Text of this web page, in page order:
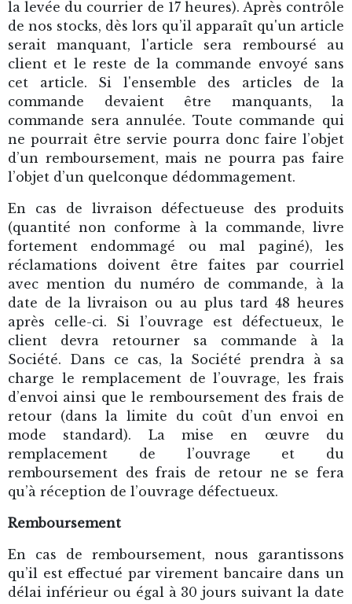
la levée du courrier de 17 heures). Après contrôle
de nos stocks, dès lors qu’il apparaît qu'un article
serait manquant, l'article sera remboursé au
client et le reste de la commande envoyé sans
cet article. Si l'ensemble des articles de la
commande devaient être manquants, la
commande sera annulée. Toute commande qui
ne pourrait être servie pourra donc faire l’objet
d’un remboursement, mais ne pourra pas faire
l’objet d’un quelconque dédommagement.
En cas de livraison défectueuse des produits
(quantité non conforme à la commande, livre
fortement endommagé ou mal paginé), les
réclamations doivent être faites par courriel
avec mention du numéro de commande, à la
date de la livraison ou au plus tard 48 heures
après celle-ci. Si l’ouvrage est défectueux, le
client devra retourner sa commande à la
Société. Dans ce cas, la Société prendra à sa
charge le remplacement de l’ouvrage, les frais
d’envoi ainsi que le remboursement des frais de
retour (dans la limite du coût d’un envoi en
mode standard). La mise en œuvre du
remplacement de l’ouvrage et du
remboursement des frais de retour ne se fera
qu’à réception de l’ouvrage défectueux.
Remboursement
En cas de remboursement, nous garantissons
qu’il est effectué par virement bancaire dans un
délai inférieur ou égal à 30 jours suivant la date